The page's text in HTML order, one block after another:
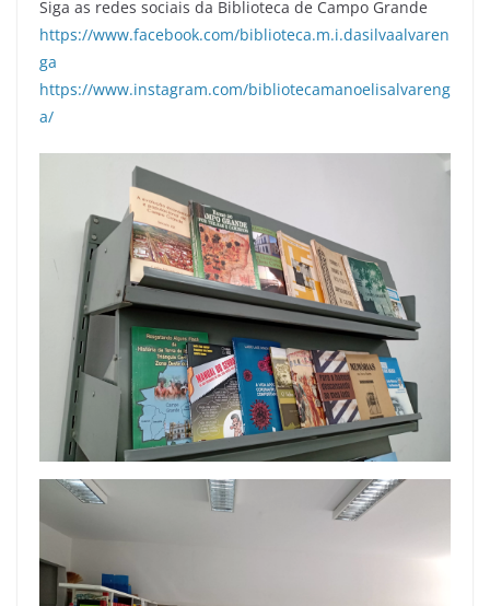
Siga as redes sociais da Biblioteca de Campo Grande
https://www.facebook.com/biblioteca.m.i.dasilvaalvaren
ga
https://www.instagram.com/bibliotecamanoelisalvareng
a/